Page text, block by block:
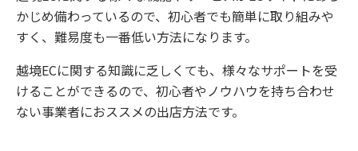
かじめ備わっているので、初心者でも簡単に取り組みや
すく、難易度も一番低い方法になります。
越境ECに関する知識に乏しくても、様々なサポートを受
けることができるので、初心者やノウハウを持ち合わせ
ない事業者におススメの出店方法です。